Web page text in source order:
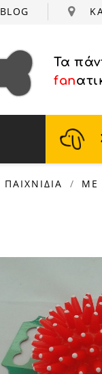
BLOG
Τα
fan
ΠΑΙΧΝΙΔΙΑ ΜΕ